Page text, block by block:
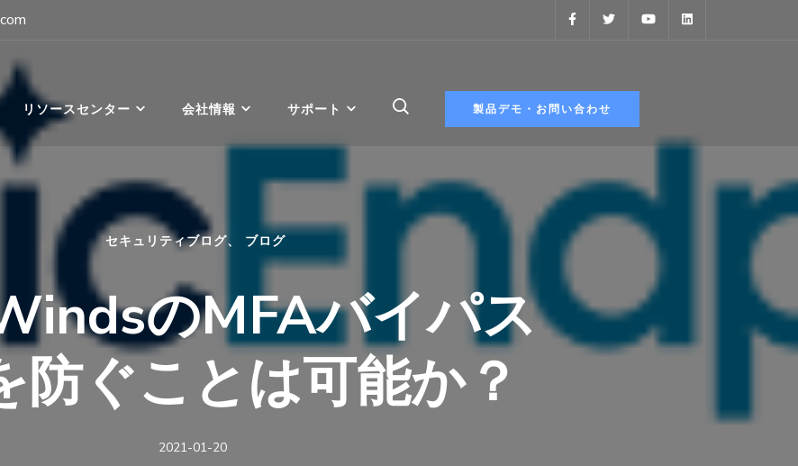
リソースセンター 会社情報 サポート 製品デモ・お問い合わせ
セキュリティブログ、 ブログ
のMFAバイパス
防ぐことは可能か？
2021-01-20